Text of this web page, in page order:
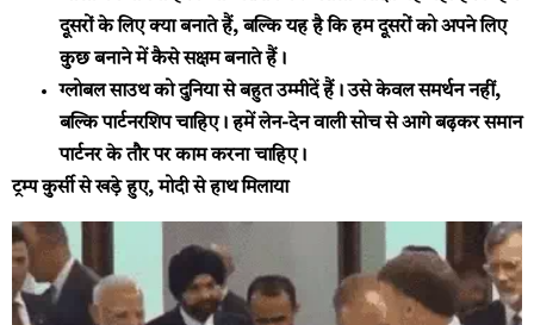
दूसरों के लिए क्या बनाते हैं, बल्कि यह है कि हम दूसरों को अपने लिए
कुछ बनाने में कैसे सक्षम बनाते हैं।
ग्लोबल साउथ को दुनिया से बहुत उम्मीदें हैं। उसे केवल समर्थन नहीं,
बल्कि पार्टनरशिप चाहिए। हमें लेन-देन वाली सोच से आगे बढ़कर समान
पार्टनर के तौर पर काम करना चाहिए।
ट्रम्प कुर्सी से खड़े हुए, मोदी से हाथ मिलाया